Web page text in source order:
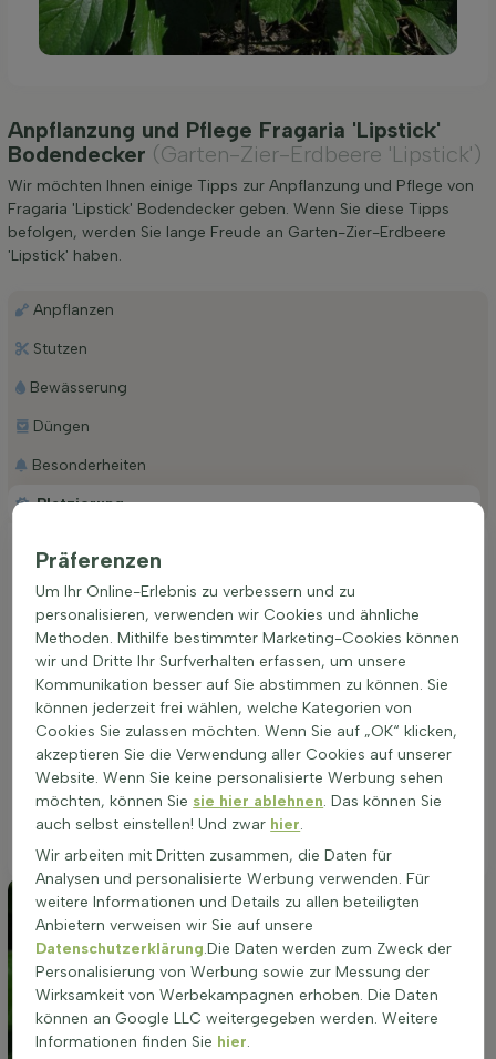
Anpflanzung und Pflege Fragaria 'Lipstick'
Bodendecker (Garten-Zier-Erdbeere 'Lipstick')
Wir möchten Ihnen einige Tipps zur Anpflanzung und Pflege von
Fragaria 'Lipstick' Bodendecker geben. Wenn Sie diese Tipps
befolgen, werden Sie lange Freude an Garten-Zier-Erdbeere
'Lipstick' haben.
Platzierung
Anpflanzen
Stutzen
Bewässerung
Düngen
Besonderheiten
Ideale Platzierung einer Fragaria 'Lipstick'
Für eine optimale Entwicklung benötigt die Fragaria 'Lipstick'
einen Standort, der entweder vollsonnig oder im
Halbschatten liegt. Die Sonneneinstrahlung fördert die üppige
Blüte sowie die Fruchtbildung. Dabei ist es wichtig, dass der
Boden gut durchlässig ist, um Staunässe zu vermeiden, die
der Pflanze schaden könnte. Auch wenn diese Sorte ein
durchschnittliches Wasserbedürfnis hat, sollte darauf
geachtet werden, dass die Erde gleichmäßig feucht gehalten
wird, ohne dass sie zu nass wird. Eine kriechende, breit
ausladende Wuchsform macht diese Pflanze ideal für Beete
und Gruppenpflanzungen oder als Unterpflanzung größerer
Präferenzen
Um Ihr Online-Erlebnis zu verbessern und zu
personalisieren, verwenden wir Cookies und ähnliche
Methoden. Mithilfe bestimmter Marketing-Cookies können
wir und Dritte Ihr Surfverhalten erfassen, um unsere
Kommunikation besser auf Sie abstimmen zu können. Sie
können jederzeit frei wählen, welche Kategorien von
Cookies Sie zulassen möchten. Wenn Sie auf „OK“ klicken,
akzeptieren Sie die Verwendung aller Cookies auf unserer
Website. Wenn Sie keine personalisierte Werbung sehen
möchten, können Sie sie hier ablehnen. Das können Sie
auch selbst einstellen! Und zwar hier.
Wir arbeiten mit Dritten zusammen, die Daten für
Analysen und personalisierte Werbung verwenden. Für
weitere Informationen und Details zu allen beteiligten
Anbietern verweisen wir Sie auf unsere
Datenschutzerklärung.Die Daten werden zum Zweck der
Personalisierung von Werbung sowie zur Messung der
Wirksamkeit von Werbekampagnen erhoben. Die Daten
können an Google LLC weitergegeben werden. Weitere
Informationen finden Sie hier.